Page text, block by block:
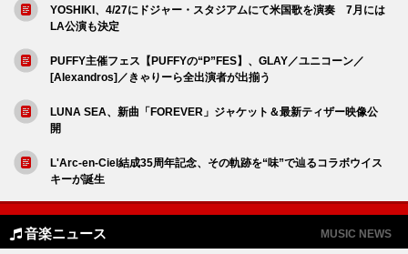
YOSHIKI、4/27にドジャー・スタジアムにて米国歌を演奏 7月には
LA公演も決定
PUFFY主催フェス【PUFFYの“P”FES】、GLAY／ユニコーン／
[Alexandros]／きゃりーら全出演者が出揃う
LUNA SEA、新曲「FOREVER」ジャケット＆最新ティザー映像公
開
L'Arc-en-Ciel結成35周年記念、その軌跡を“味”で辿るコラボウイス
キーが誕生
音楽ニュース MUSIC NEWS